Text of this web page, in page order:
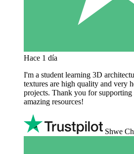
Hace 1 día
I'm a student learning 3D
textures are high quality and very
projects. Thank you for supporting
amazing resources!
Shwe